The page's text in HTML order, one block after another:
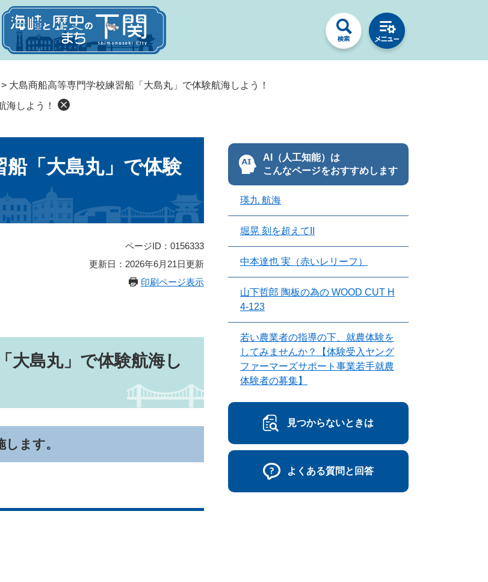
> 大島商船高等専門学校練習船「大島丸」で体験航海しよう！
海しよう！
船「大島丸」で体験
ページID：0156333
更新日：2026年6月21日更新
印刷ページ表示
大島丸」で体験航海し
ます。
AI（人工知能）は
こんなページをおすすめします
瑛九 航海
堀晃 刻を超えてII
中本達也 実（赤いレリーフ）
山下哲郎 陶板の為の WOOD CUT H
4-123
若い農業者の指導の下、就農体験を
してみませんか？【体験受入ヤング
ファーマーズサポート事業若手就農
体験者の募集】
見つからないときは
よくある質問と回答